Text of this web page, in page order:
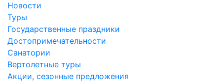
Новости
Туры
Государственные праздники
Достопримечательности
Санатории
Вертолетные туры
Акции, сезонные предложения